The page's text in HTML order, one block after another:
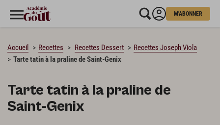
M'ABONNER
Accueil Recettes Recettes Dessert
Recettes Joseph Viola
Tarte tatin à la praline de Saint-Genix
Tarte tatin à la praline de
Saint-Genix
CHARGEMENT…